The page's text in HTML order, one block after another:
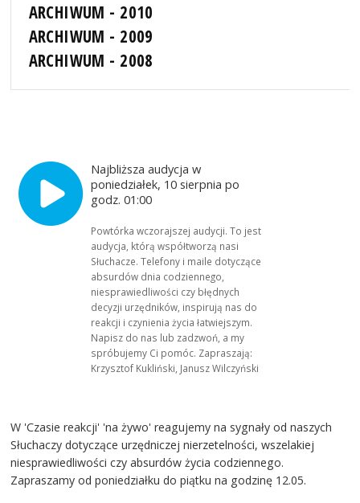
ARCHIWUM - 2010
ARCHIWUM - 2009
ARCHIWUM - 2008
Najbliższa audycja w
poniedziałek, 10 sierpnia po
godz. 01:00
Powtórka wczorajszej audycji. To jest
audycja, którą współtworzą nasi
Słuchacze. Telefony i maile dotyczące
absurdów dnia codziennego,
niesprawiedliwości czy błędnych
decyzji urzędników, inspirują nas do
reakcji i czynienia życia łatwiejszym.
Napisz do nas lub zadzwoń, a my
spróbujemy Ci pomóc. Zapraszają:
Krzysztof Kukliński, Janusz Wilczyński
W 'Czasie reakcji' 'na żywo' reagujemy na sygnały od naszych
Słuchaczy dotyczące urzędniczej nierzetelności, wszelakiej
niesprawiedliwości czy absurdów życia codziennego.
Zapraszamy od poniedziałku do piątku na godzinę 12.05.